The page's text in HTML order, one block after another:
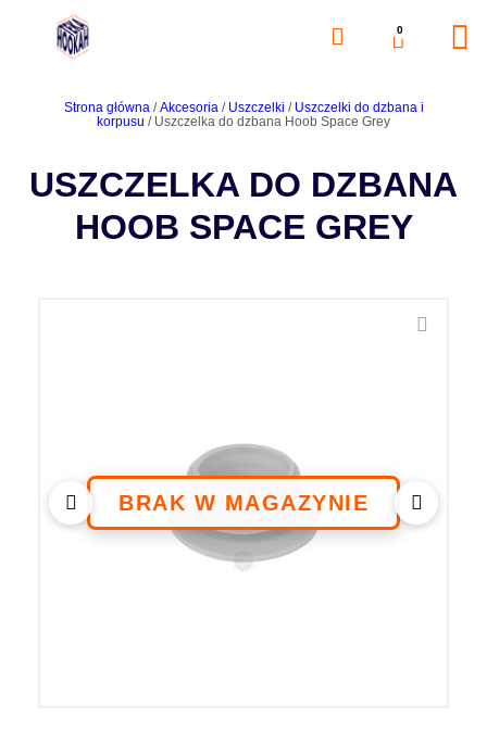
0
Strona główna/Akcesoria/ Uszczelki / Uszczelki do dzbana i
korpusu / Uszczelka do dzbana Hoob Space Grey
USZCZELKA DO DZBANA
HOOB SPACE GREY